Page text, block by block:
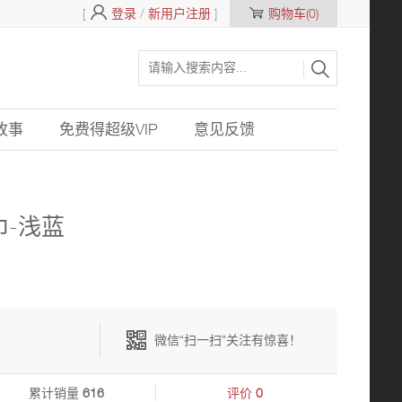
[ 登录 / 新用户注册 ] 购物车(0)
事 免费得超级VIP 意见反馈
-浅蓝
微信“扫一扫”关注有惊喜！
累计销量 616 评价 0